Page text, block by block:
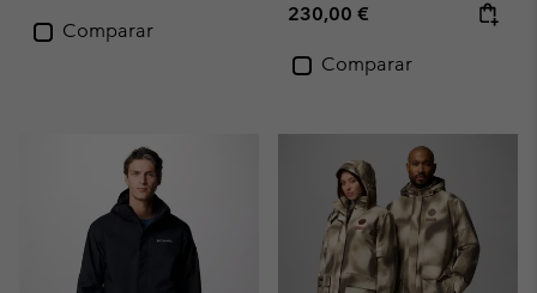
Comparar
Regular price:
230,00 €
Comparar